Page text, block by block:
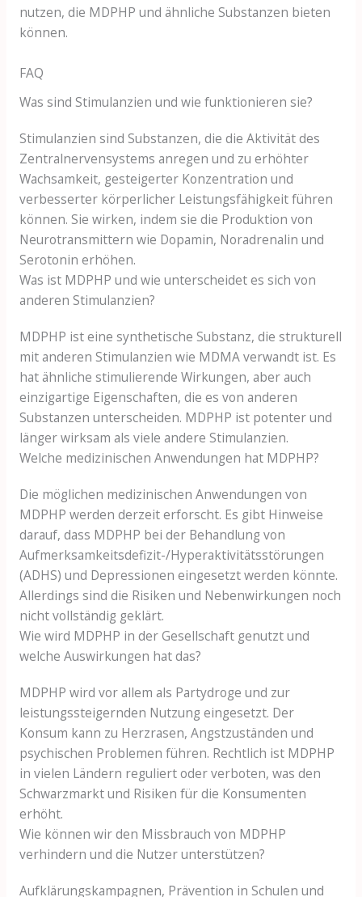
nutzen, die MDPHP und ähnliche Substanzen bieten
können.
FAQ
Was sind Stimulanzien und wie funktionieren sie?
Stimulanzien sind Substanzen, die die Aktivität des
Zentralnervensystems anregen und zu erhöhter
Wachsamkeit, gesteigerter Konzentration und
verbesserter körperlicher Leistungsfähigkeit führen
können. Sie wirken, indem sie die Produktion von
Neurotransmittern wie Dopamin, Noradrenalin und
Serotonin erhöhen.
Was ist MDPHP und wie unterscheidet es sich von
anderen Stimulanzien?
MDPHP ist eine synthetische Substanz, die strukturell
mit anderen Stimulanzien wie MDMA verwandt ist. Es
hat ähnliche stimulierende Wirkungen, aber auch
einzigartige Eigenschaften, die es von anderen
Substanzen unterscheiden. MDPHP ist potenter und
länger wirksam als viele andere Stimulanzien.
Welche medizinischen Anwendungen hat MDPHP?
Die möglichen medizinischen Anwendungen von
MDPHP werden derzeit erforscht. Es gibt Hinweise
darauf, dass MDPHP bei der Behandlung von
Aufmerksamkeitsdefizit-/Hyperaktivitätsstörungen
(ADHS) und Depressionen eingesetzt werden könnte.
Allerdings sind die Risiken und Nebenwirkungen noch
nicht vollständig geklärt.
Wie wird MDPHP in der Gesellschaft genutzt und
welche Auswirkungen hat das?
MDPHP wird vor allem als Partydroge und zur
leistungssteigernden Nutzung eingesetzt. Der
Konsum kann zu Herzrasen, Angstzuständen und
psychischen Problemen führen. Rechtlich ist MDPHP
in vielen Ländern reguliert oder verboten, was den
Schwarzmarkt und Risiken für die Konsumenten
erhöht.
Wie können wir den Missbrauch von MDPHP
verhindern und die Nutzer unterstützen?
Aufklärungskampagnen, Prävention in Schulen und